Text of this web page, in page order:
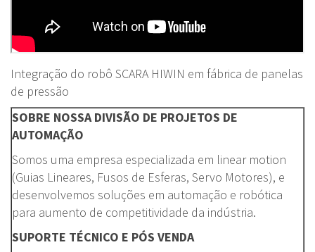
Integração do robô SCARA HIWIN em fábrica de panelas
de pressão
SOBRE NOSSA DIVISÃO DE PROJETOS DE
AUTOMAÇÃO
Somos uma empresa especializada em linear motion
(Guias Lineares, Fusos de Esferas, Servo Motores), e
desenvolvemos soluções em automação e robótica
para aumento de competitividade da indústria.
SUPORTE TÉCNICO E PÓS VENDA